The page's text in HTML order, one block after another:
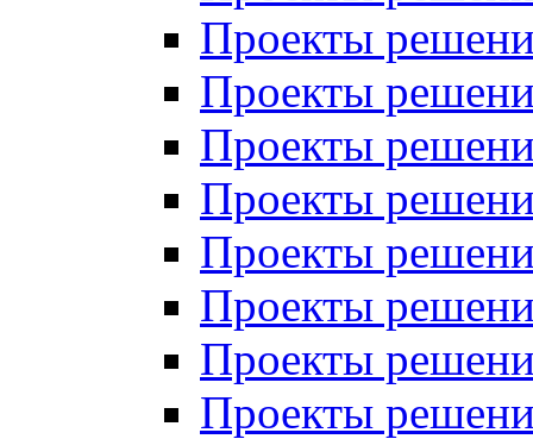
Проекты
Проекты
Проекты
Проекты
Проекты
Проекты
Проекты
Проекты